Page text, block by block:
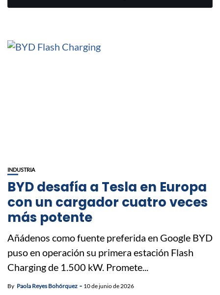
INDUSTRIA
BYD desafía a Tesla en Europa
con un cargador cuatro veces
más potente
Añádenos como fuente preferida en Google BYD
puso en operación su primera estación Flash
Charging de 1.500 kW. Promete...
By Paola Reyes Bohórquez 10 de junio de 2026